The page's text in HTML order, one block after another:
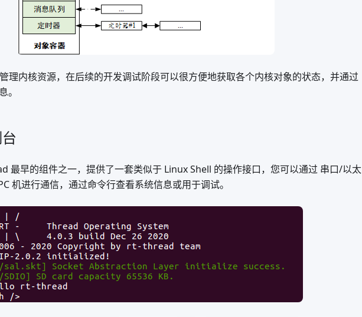
理内核资源，在后续的开发调试阶段可以很方便地获取各个内核对象的状态，并通过
。
最早的组件之一，提供了一套类似于 Linux Shell 的操作接口，您可以通过 串口/以太
机进行通信，通过命令行查看系统信息或用于调试。